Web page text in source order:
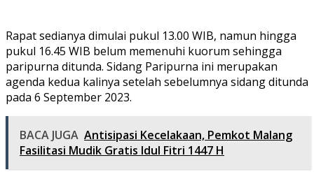
Rapat sedianya dimulai pukul 13.00 WIB, namun hingga
pukul 16.45 WIB belum memenuhi kuorum sehingga
paripurna ditunda. Sidang Paripurna ini merupakan
agenda kedua kalinya setelah sebelumnya sidang ditunda
pada 6 September 2023.
BACA JUGA Antisipasi Kecelakaan, Pemkot Malang
Fasilitasi Mudik Gratis Idul Fitri 1447 H